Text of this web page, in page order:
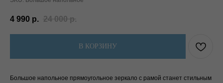
4 990 р. 24 000 р.
В КОРЗИНУ
Большое напольное прямоугольное зеркало с рамой станет стильным